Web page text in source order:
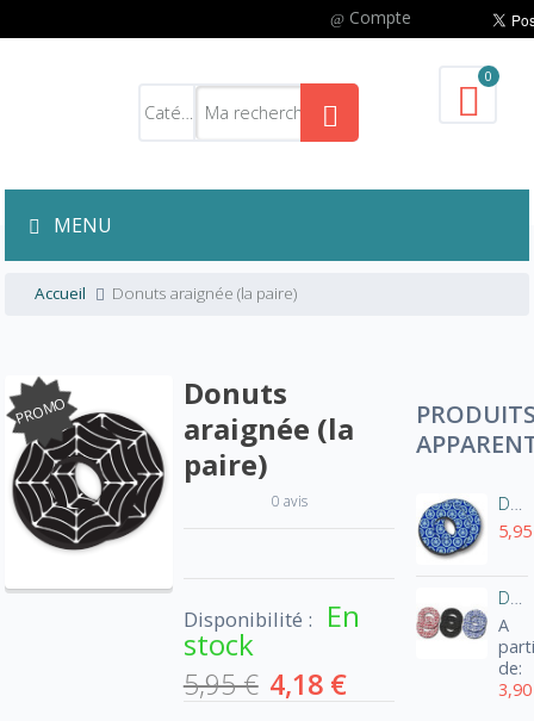
Compte
0
MENU
Accueil Donuts araignée (la paire)
PROMO
Donuts
araignée (la
paire)
0 avis
Disponibilité : En
stock
5,95 € 4,18 €
Donuts Yamaha - la paire
Donutz Renthal
A
de: